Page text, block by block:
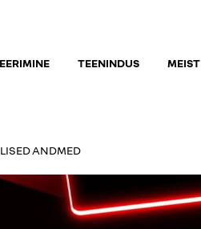
TEENINDUS MEIST
ANDMED